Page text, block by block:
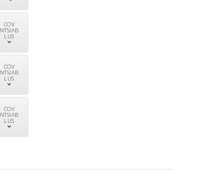
COV
NTSIAB
LUS
COV
NTSIAB
LUS
COV
NTSIAB
LUS